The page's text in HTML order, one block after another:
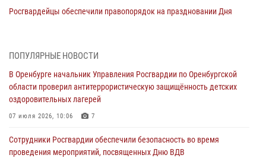
Росгвардейцы обеспечили правопорядок на праздновании Дня
жизненной ситуации (ВИДЕО)
26 июля 2026, 14:45
Росгвардейцы Оренбургской области проверили готовность детских
24 июля 2026, 12:25
ПОПУЛЯРНЫЕ НОВОСТИ
В Оренбурге начальник Управления Росгвардии по Оренбургской
области проверил антитеррористическую защищённость детских
оздоровительных лагерей
07 июля 2026, 10:06 7
Сотрудники Росгвардии обеспечили безопасность во время
проведения мероприятий, посвященных Дню ВДВ